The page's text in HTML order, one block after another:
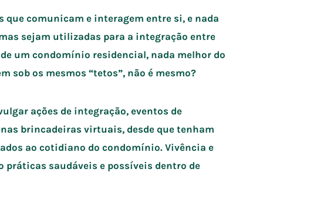
que comunicam e interagem entre si, e nada
sejam utilizadas para a integração entre
um condomínio residencial, nada melhor do
sob os mesmos “tetos”, não é mesmo?
ações de integração, eventos de
brincadeiras virtuais, desde que tenham
ao cotidiano do condomínio. Vivência e
saudáveis e possíveis dentro de